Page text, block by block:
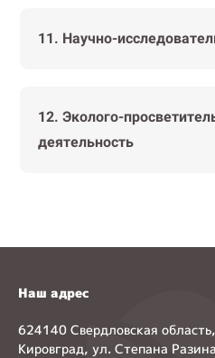
11. Научно-
12. Эколого-
деятельность
Наш адрес
624140 Свердловская область,
Кировград, ул. Степана